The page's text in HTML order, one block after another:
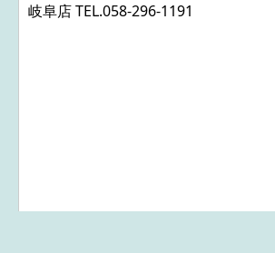
岐阜店 TEL.058-296-1191